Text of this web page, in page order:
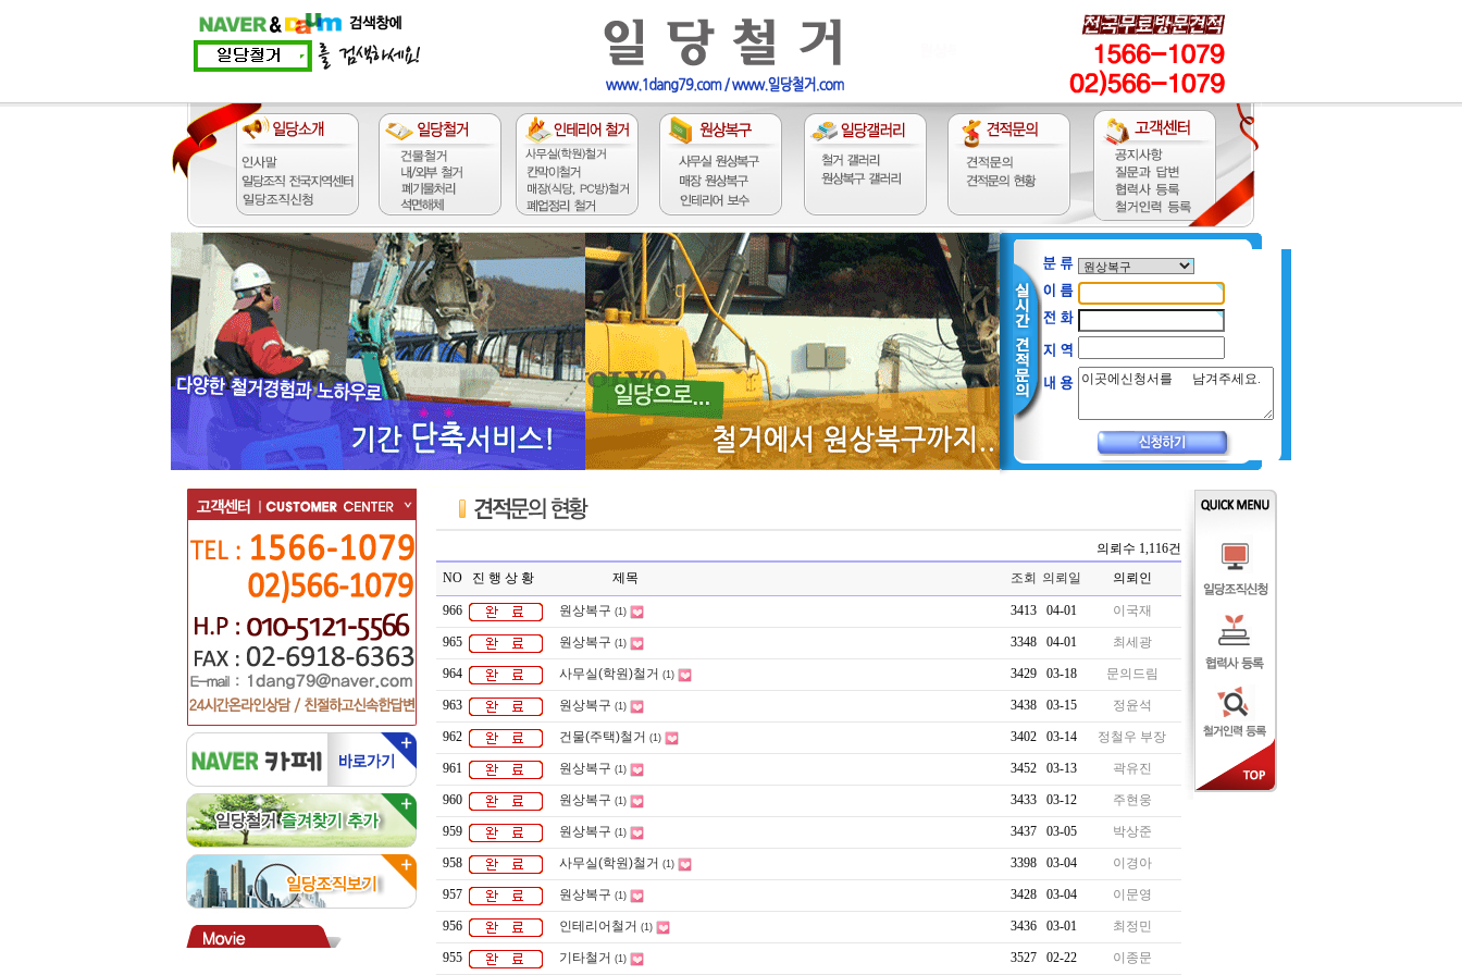
의뢰수 1,116건
NO
진 행 상 황 제목 조회 의뢰일 의뢰인
966 원상복구 (1) 3413 04-01 이국재
965 원상복구 (1) 3348 04-01 최세광
964 사무실(학원)철거 (1) 3429 03-18 문의드림
963 원상복구 (1) 3438 03-15 정윤석
962 건물(주택)철거 (1) 3402 03-14 정철우 부장
961 원상복구 (1) 3452 03-13 곽유진
960 원상복구 (1) 3433 03-12 주현웅
959 원상복구 (1) 3437 03-05 박상준
958 사무실(학원)철거 (1) 3398 03-04 이경아
957 원상복구 (1) 3428 03-04 이문영
956 인테리어철거 (1) 3436 03-01 최정민
955 기타철거 (1) 3527 02-22 이종문